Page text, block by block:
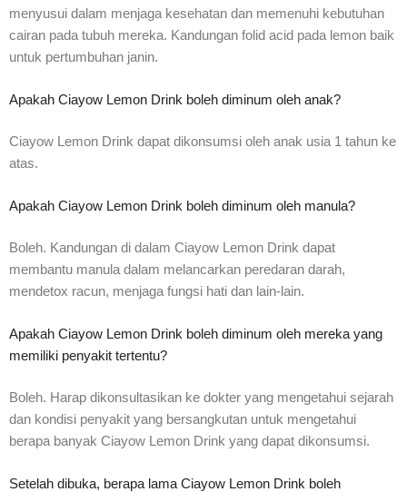
menyusui dalam menjaga kesehatan dan memenuhi kebutuhan
cairan pada tubuh mereka. Kandungan folid acid pada lemon baik
untuk pertumbuhan janin.
Apakah Ciayow Lemon Drink boleh diminum oleh anak?
Ciayow Lemon Drink dapat dikonsumsi oleh anak usia 1 tahun ke
atas.
Apakah Ciayow Lemon Drink boleh diminum oleh manula?
Boleh. Kandungan di dalam Ciayow Lemon Drink dapat
membantu manula dalam melancarkan peredaran darah,
mendetox racun, menjaga fungsi hati dan lain-lain.
Apakah Ciayow Lemon Drink boleh diminum oleh mereka yang
memiliki penyakit tertentu?
Boleh. Harap dikonsultasikan ke dokter yang mengetahui sejarah
dan kondisi penyakit yang bersangkutan untuk mengetahui
berapa banyak Ciayow Lemon Drink yang dapat dikonsumsi.
Setelah dibuka, berapa lama Ciayow Lemon Drink boleh